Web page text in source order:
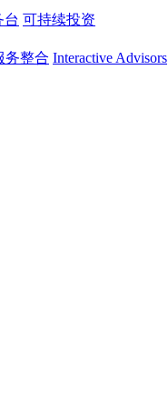
台 可持续投资
务整合 Interactive Advisors